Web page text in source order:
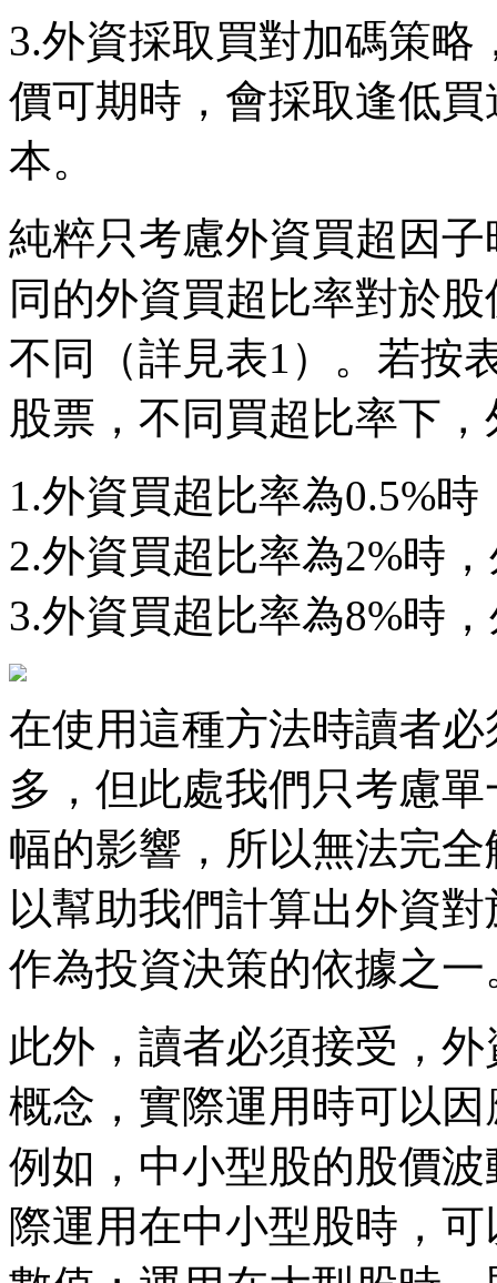
3.外資採取買對加碼策
價可期時，會採取逢低
本。
純粹只考慮外資買超因
同的外資買超比率對於
不同（詳見表1）。若按
股票，不同買超比率下
1.外資買超比率為0.5%
2.外資買超比率為2%時
3.外資買超比率為8%時
在使用這種方法時讀者
多，但此處我們只考慮
幅的影響，所以無法完
以幫助我們計算出外資
作為投資決策的依據之一
此外，讀者必須接受，
概念，實際運用時可以
例如，中小型股的股價
際運用在中小型股時，